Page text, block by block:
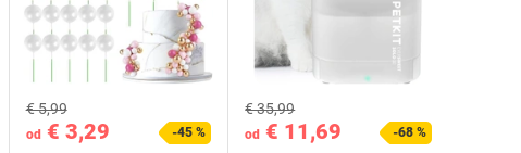
od€ 3,29
€ 5,99
-45 % od € 11,69
€ 35,99
-68 %